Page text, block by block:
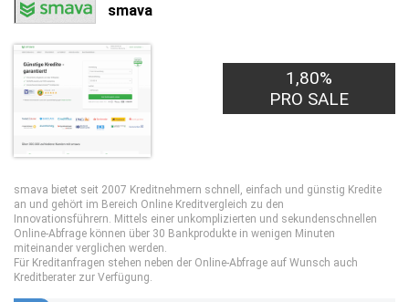
smava
1,80%
PRO SALE
smava bietet seit 2007 Kreditnehmern schnell, einfach und günstig Kredite
an und gehört im Bereich Online Kreditvergleich zu den
Innovationsführern. Mittels einer unkomplizierten und sekundenschnellen
Online-Abfrage können über 30 Bankprodukte in wenigen Minuten
miteinander verglichen werden.
Für Kreditanfragen stehen neben der Online-Abfrage auf Wunsch auch
Kreditberater zur Verfügung.